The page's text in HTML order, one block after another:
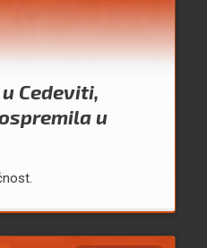
Cedeviti,
u